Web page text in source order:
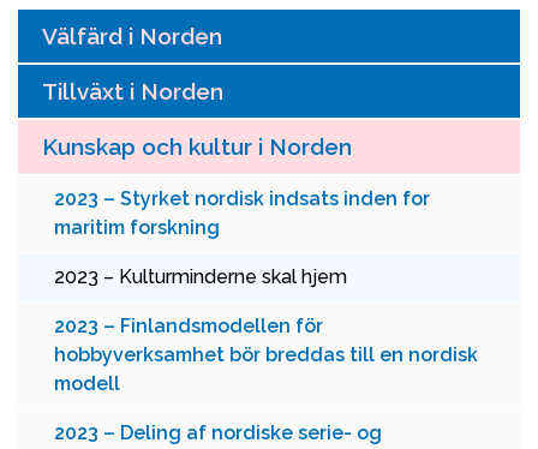
Välfärd i Norden
Tillväxt i Norden
Kunskap och kultur i Norden
2023 – Styrket nordisk indsats inden for
maritim forskning
2023 – Kulturminderne skal hjem
2023 – Finlandsmodellen för
hobbyverksamhet bör breddas till en nordisk
modell
2023 – Deling af nordiske serie- og